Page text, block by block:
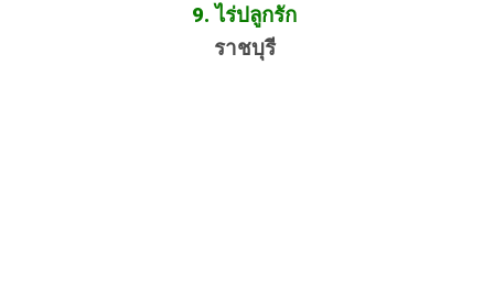
9. ไร่ปลูกรัก
ราชบุรี